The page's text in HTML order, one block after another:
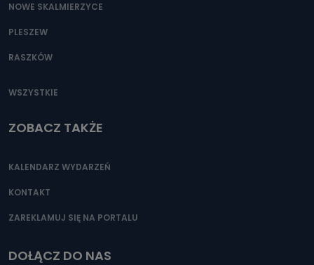
NOWE SKALMIERZYCE
PLESZEW
RASZKÓW
WSZYSTKIE
ZOBACZ TAKŻE
KALENDARZ WYDARZEŃ
KONTAKT
ZAREKLAMUJ SIĘ NA PORTALU
DOŁĄCZ DO NAS